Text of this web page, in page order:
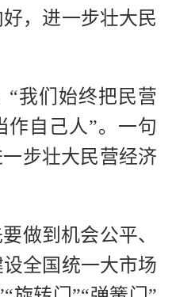
，进一步壮大民
“我们始终把民营
作自己人”。一句
步壮大民营经济
做到机会公平、
全国统一大市场